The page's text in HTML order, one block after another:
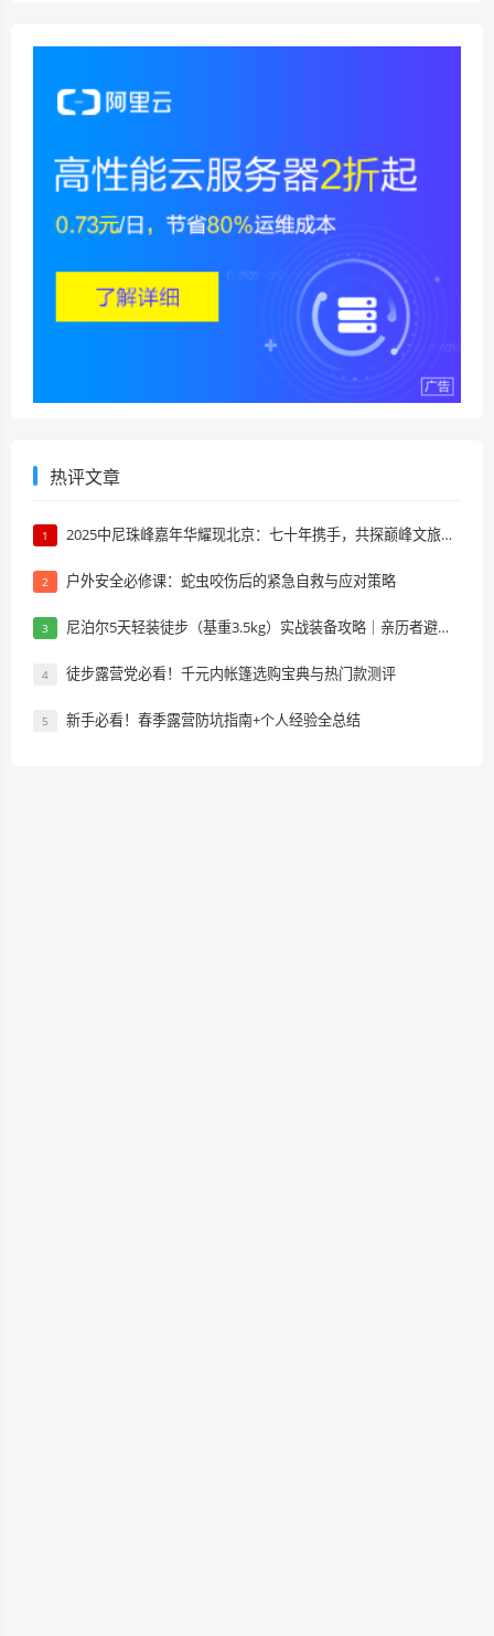
热评文章
1 2025中尼珠峰嘉年华耀现北京：七十年携手，共探巅峰文旅新境
2 户外安全必修课：蛇虫咬伤后的紧急自救与应对策略
3 尼泊尔5天轻装徒步（基重3.5kg）实战装备攻略｜亲历者避坑指南
4 徒步露营党必看！千元内帐篷选购宝典与热门款测评
5 新手必看！春季露营防坑指南+个人经验全总结